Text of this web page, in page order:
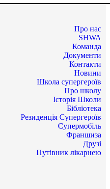
Про нас
SHWA
Команда
Документи
Контакти
Новини
Школа супергероїв
Про школу
Історія Школи
Бібліотека
Резиденція Супергероїв
Супермобіль
Франшиза
Друзі
Путівник лікарнею